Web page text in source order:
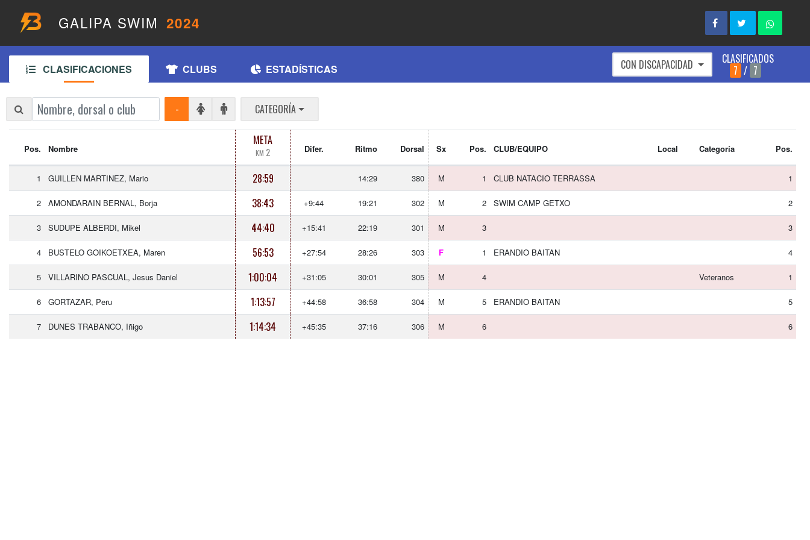
GALIPA SWIM 2024
CLASIFICACIONES CLUBS ESTADÍSTICAS CON DISCAPACIDAD
CLASIFICADOS
7 / 7
- CATEGORÍA
Pos. Nombre
META
KM 2 Difer. Ritmo Dorsal Sx Pos. CLUB/EQUIPO Local Categoría Pos.
1 GUILLEN MARTINEZ, Mario 28:59 14:29 380 M 1 CLUB NATACIO TERRASSA 1
2 AMONDARAIN BERNAL, Borja 38:43 +9:44 19:21 302 M 2 SWIM CAMP GETXO 2
3 SUDUPE ALBERDI, Mikel 44:40 +15:41 22:19 301 M 3 3
4 BUSTELO GOIKOETXEA, Maren 56:53 +27:54 28:26 303 F 1 ERANDIO BAITAN 4
5 VILLARINO PASCUAL, Jesus Daniel 1:00:04 +31:05 30:01 305 M 4 Veteranos 1
6 GORTAZAR, Peru 1:13:57 +44:58 36:58 304 M 5 ERANDIO BAITAN 5
7 DUNES TRABANCO, Iñigo 1:14:34 +45:35 37:16 306 M 6 6